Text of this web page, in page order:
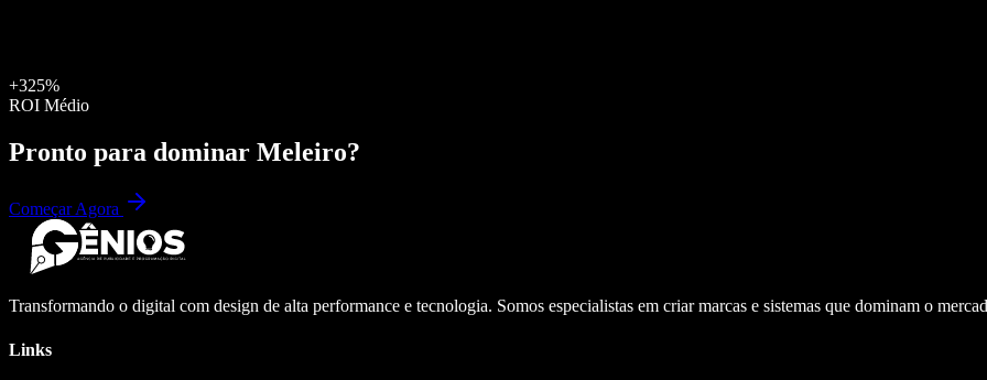
+325%
ROI Médio
Pronto para dominar Meleiro?
Começar Agora
Transformando o digital com design de alta performance e tecnologia. Somos especialistas em criar marcas e sistemas que dominam o
Links